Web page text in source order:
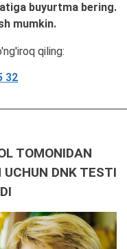
buyurtma bering.
mumkin.
qiling:
32
TOMONIDAN
DNK TESTI